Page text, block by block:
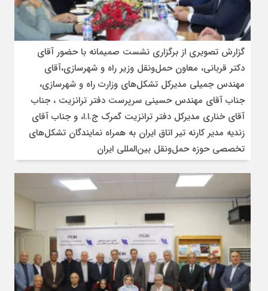
گزارش تصویری از برگزاری نشست صمیمانه با حضور آقای
دکتر قربانی، معاون حمل‌ونقل وزیر راه و شهرسازی،آقای
مهندس جمیلی مدیرکل تشکل‌های وزارت راه و شهرسازی،
جناب آقای مهندس حسینی سرپرست دفتر ترانزیت ، جناب
آقای خناری مدیرکل دفتر ترانزیت گمرک ج.ا.ا، و جناب آقای
زندیه مدیر کارنه تیر اتاق ایران به همراه نمایندگان تشکل‌های
تخصصی حوزه حمل‌ونقل بین‌المللی ایران